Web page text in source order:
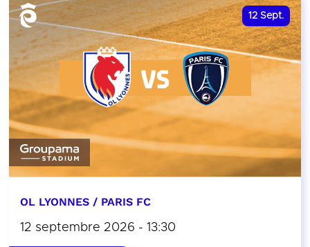
12 Sept.
OL LYONNES / PARIS FC
12 septembre 2026 - 13:30